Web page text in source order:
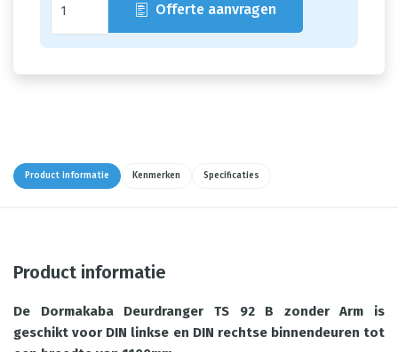
Offerte aanvragen
Product informatie Kenmerken Specificaties
Product informatie
De Dormakaba Deurdranger TS 92 B zonder Arm is
geschikt voor DIN linkse en DIN rechtse binnendeuren tot